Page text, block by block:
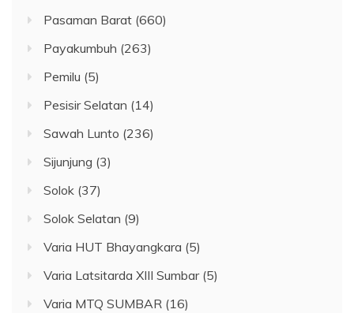
Pasaman Barat (660)
Payakumbuh (263)
Pemilu (5)
Pesisir Selatan (14)
Sawah Lunto (236)
Sijunjung (3)
Solok (37)
Solok Selatan (9)
Varia HUT Bhayangkara (5)
Varia Latsitarda XIII Sumbar(5)
Varia MTQ SUMBAR (16)